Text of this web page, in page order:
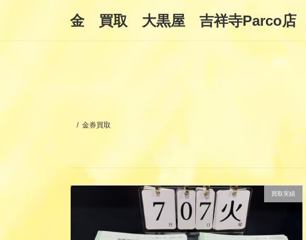
金 買取 大黒屋 吉祥寺Parco店
金券買取
買取実績